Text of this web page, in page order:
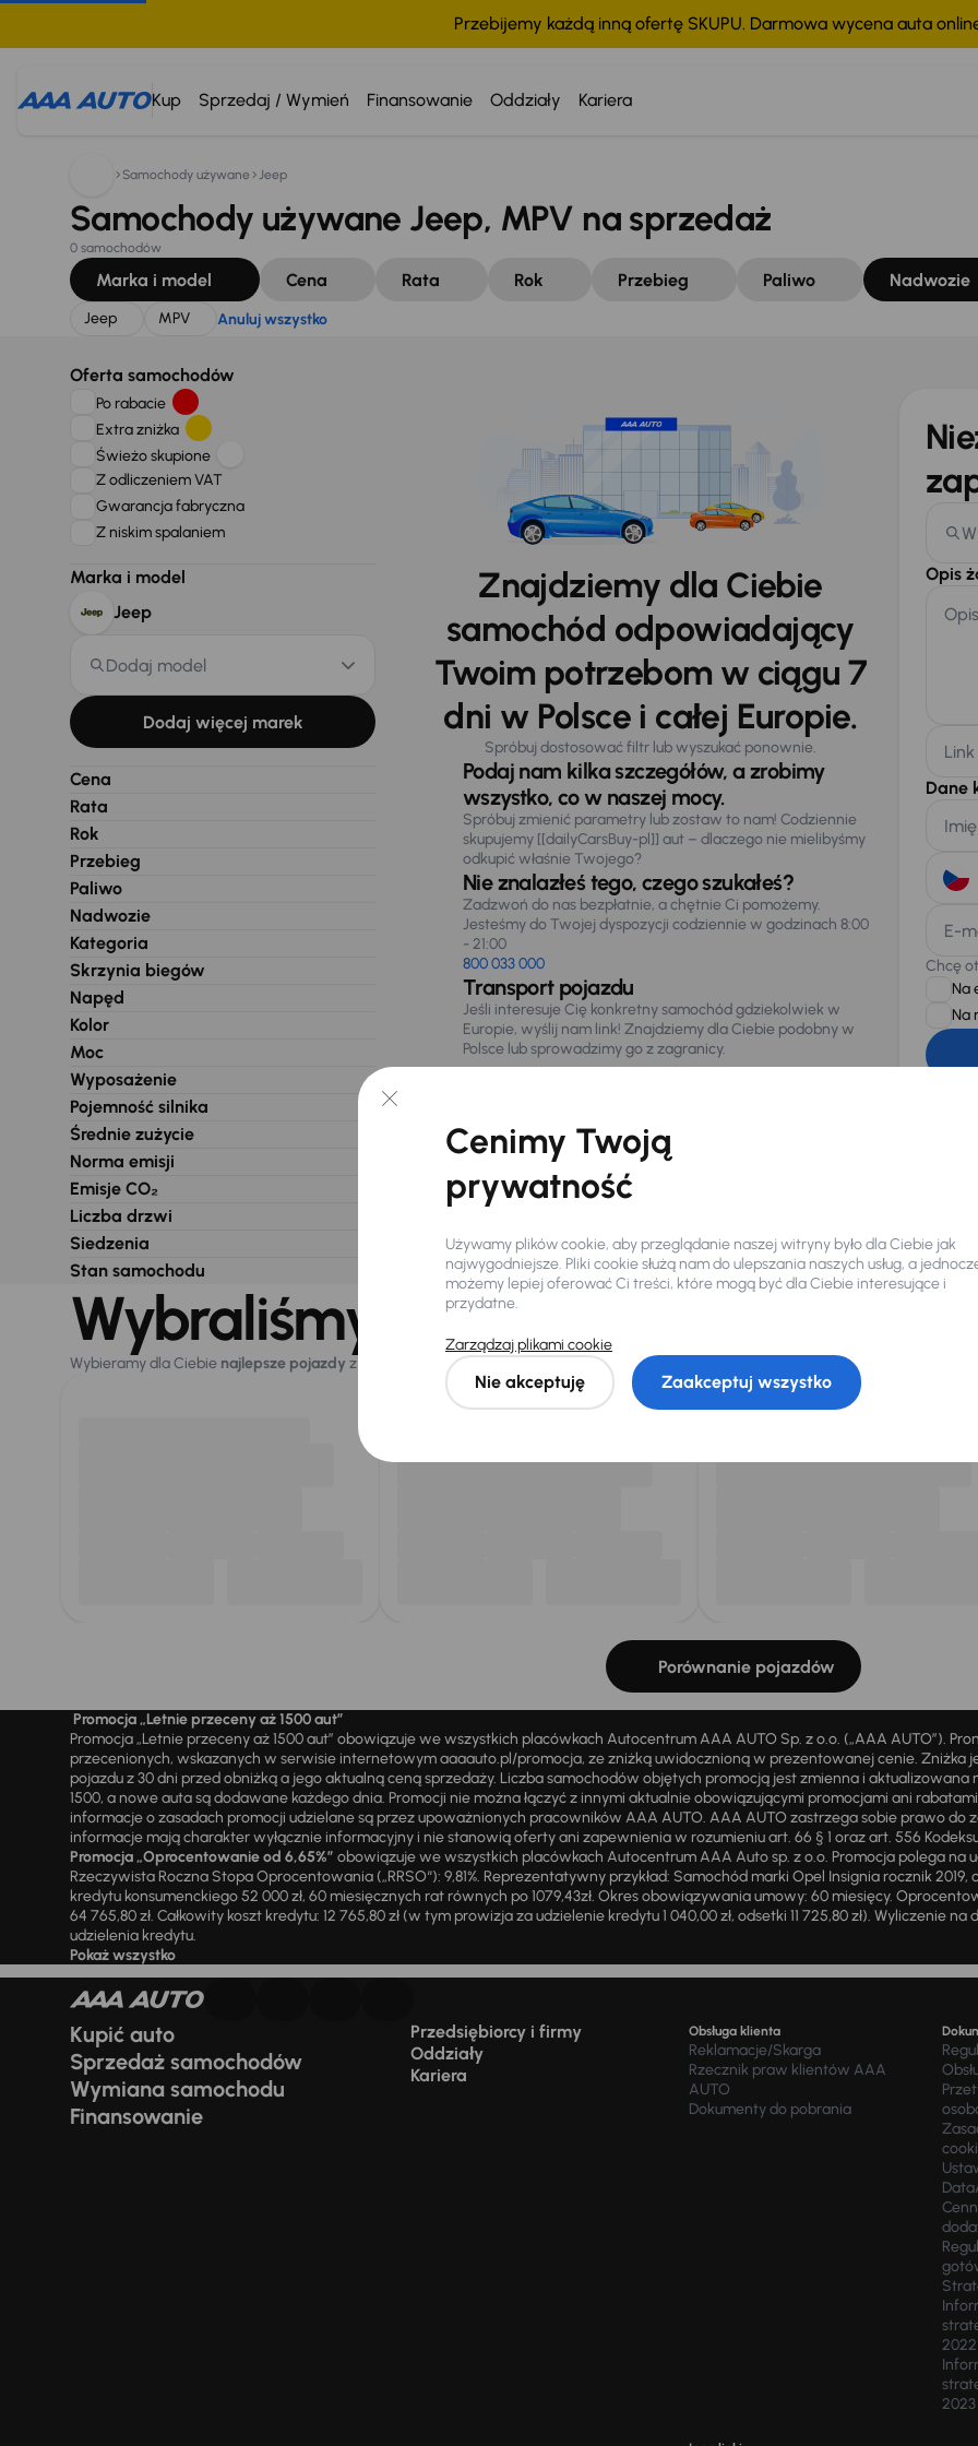
Przebijemy każdą inną ofertę SKUPU. Darmowa wycena auta
Kup Sprzedaj / Wymień Finansowanie Oddziały Kariera
Szukam: Anuluj wszystko
Samochody używane Jeep
Samochody używane Jeep, MPV na sprzedaż
0 samochodów
Marka i model Cena Rata Rok Przebieg Paliwo Nadwozie
Jeep MPV Anuluj wszystko
Oferta samochodów
Po rabacie
Extra zniżka
Świeżo skupione
Z odliczeniem VAT
Gwarancja fabryczna
Z niskim spalaniem
Marka i model
Jeep
Dodaj model
Dodaj więcej marek
Cena
Rata
Rok
Przebieg
Paliwo
Nadwozie
Kategoria
Skrzynia biegów
Napęd
Kolor
Moc
Wyposażenie
Pojemność silnika
Średnie zużycie
Norma emisji
Emisje CO₂
Liczba drzwi
Siedzenia
Stan samochodu
Znajdziemy dla Ciebie
samochód odpowiadający
Twoim potrzebom w ciągu 7
dni w Polsce i całej Europie.
Spróbuj dostosować filtr lub wyszukać ponownie.
Podaj nam kilka szczegółów, a zrobimy
wszystko, co w naszej mocy.
Spróbuj zmienić parametry lub zostaw to nam! Codziennie
skupujemy [[dailyCarsBuy-pl]] aut – dlaczego nie mielibyśmy
odkupić właśnie Twojego?
Nie znalazłeś tego, czego szukałeś?
Zadzwoń do nas bezpłatnie, a chętnie Ci pomożemy.
Jesteśmy do Twojej dyspozycji codziennie w godzinach 8:00
- 21:00
800 033 000
Transport pojazdu
Jeśli interesuje Cię konkretny samochód gdziekolwiek w
Europie, wyślij nam link! Znajdziemy dla Ciebie podobny w
Polsce lub sprowadzimy go z zagranicy.
Opis
Dane
E-
Chcę
Na
Na
874/15,
Wybraliśmy dla Ciebie
Wybieramy dla Ciebie najlepsze pojazdy z naszej oferty. Kupimy dla Ciebiedo 400 pojazdów
Porównanie pojazdów
Promocja „Letnie przeceny aż 1500 aut”
Promocja „Letnie przeceny aż 1500 aut” obowiązuje we wszystkich placówkach Autocentrum AAA AUTO Sp. z o.o. („AAA AUTO”).
przecenionych, wskazanych w serwisie internetowym aaaauto.pl/promocja, ze zniżką uwidocznioną w prezentowanej cenie. Zniżka
pojazdu z 30 dni przed obniżką a jego aktualną ceną sprzedaży. Liczba samochodów objętych promocją jest zmienna i
1500, a nowe auta są dodawane każdego dnia. Promocji nie można łączyć z innymi aktualnie obowiązującymi promocjami ani
informacje o zasadach promocji udzielane są przez upoważnionych pracowników AAA AUTO. AAA AUTO zastrzega sobie prawo
informacje mają charakter wyłącznie informacyjny i nie stanowią oferty ani zapewnienia w rozumieniu art. 66 § 1 oraz art. 556
Promocja „Oprocentowanie od 6,65%” obowiązuje we wszystkich placówkach Autocentrum AAA Auto sp. z o.o. Promocja polega na
Rzeczywista Roczna Stopa Oprocentowania („RRSO“): 9,81%. Reprezentatywny przykład: Samochód marki Opel Insignia rocznik 2019,
kredytu konsumenckiego 52 000 zł, 60 miesięcznych rat równych po 1079,43zł. Okres obowiązywania umowy: 60 miesięcy.
64 765,80 zł. Całkowity koszt kredytu: 12 765,80 zł (w tym prowizja za udzielenie kredytu 1 040,00 zł, odsetki 11 725,80 zł). Wyliczenie
udzielenia kredytu.
Pokaż wszystko
Kupić auto
Sprzedaż samochodów
Wymiana samochodu
Finansowanie
Przedsiębiorcy i firmy
Oddziały
Kariera
Obsługa klienta
Reklamacje/Skarga
Rzecznik praw klientów AAA
AUTO
Dokumenty do pobrania
2022
2023
Cenimy Twoją
prywatność
Używamy plików cookie, aby przeglądanie naszej witryny było dla Ciebie jak
najwygodniejsze. Pliki cookie służą nam do ulepszania naszych usług, a
możemy lepiej oferować Ci treści, które mogą być dla Ciebie interesujące i
przydatne.
Zarządzaj plikami cookie
Nie akceptuję Zaakceptuj wszystko